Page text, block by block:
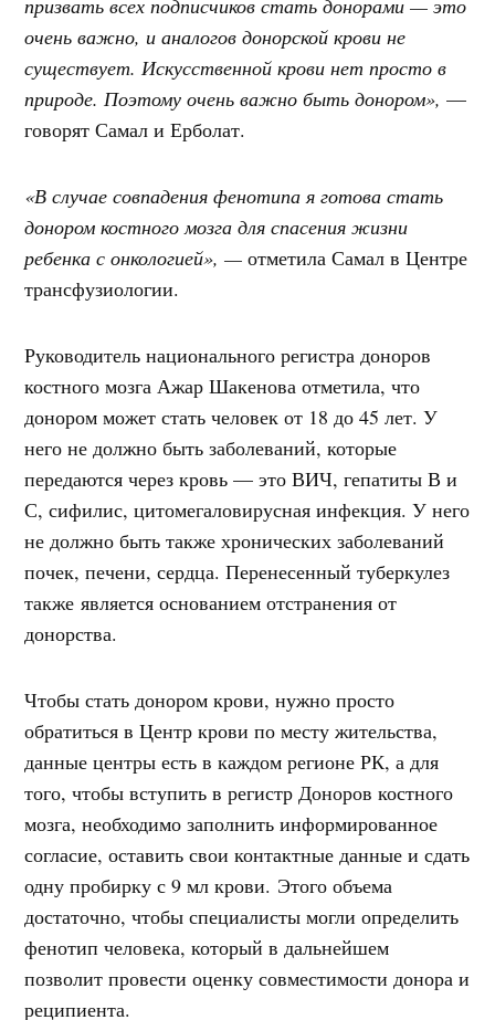
очень важно, и аналогов донорской крови не
существует. Искусственной крови нет просто в
природе. Поэтому очень важно быть донором»,—
говорят Самал и Ерболат.
«В случае совпадения фенотипа я готова стать
донором костного мозга для спасения жизни
ребенка с онкологией», — отметила Самал в Центре
трансфузиологии.
Руководитель национального регистра доноров
костного мозга Ажар Шакенова отметила, что
донором может стать человек от 18 до 45 лет. У
него не должно быть заболеваний, которые
передаются через кровь — это ВИЧ, гепатиты В и
С, сифилис, цитомегаловирусная инфекция. У него
не должно быть также хронических заболеваний
почек, печени, сердца. Перенесенный туберкулез
также является основанием отстранения от
донорства.
Чтобы стать донором крови, нужно просто
обратиться в Центр крови по месту жительства,
данные центры есть в каждом регионе РК, а для
того, чтобы вступить в регистр Доноров костного
мозга, необходимо заполнить информированное
согласие, оставить свои контактные данные и сдать
одну пробирку с 9 мл крови. Этого объема
достаточно, чтобы специалисты могли определить
фенотип человека, который в дальнейшем
позволит провести оценку совместимости донора и
реципиента.